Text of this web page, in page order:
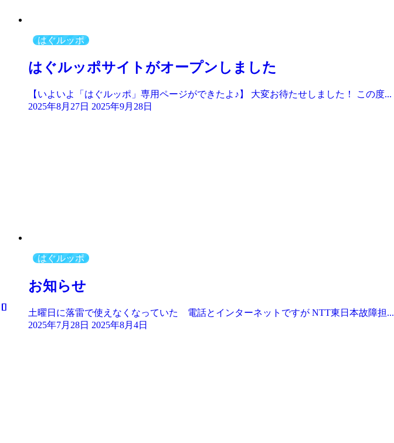
はぐルッポ
はぐルッポサイトがオープンしました
【いよいよ「はぐルッポ」専用ページができたよ♪】 大変お待たせしました！ この度...
2025年8月27日 2025年9月28日
はぐルッポ
お知らせ
土曜日に落雷で使えなくなっていた 電話とインターネットですが NTT東日本故障担...
2025年7月28日 2025年8月4日